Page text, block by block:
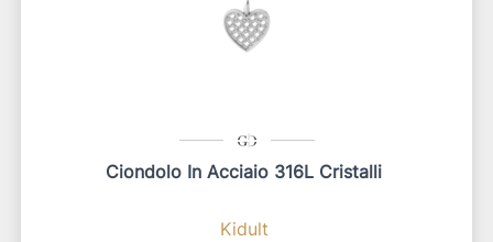
Ciondolo In Acciaio 316L Cristalli
Kidult